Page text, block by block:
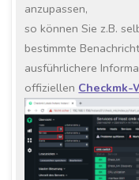
anzupassen,
so können Sie z.B.
bestimmte
ausführlichere
offiziellen Checkmk-